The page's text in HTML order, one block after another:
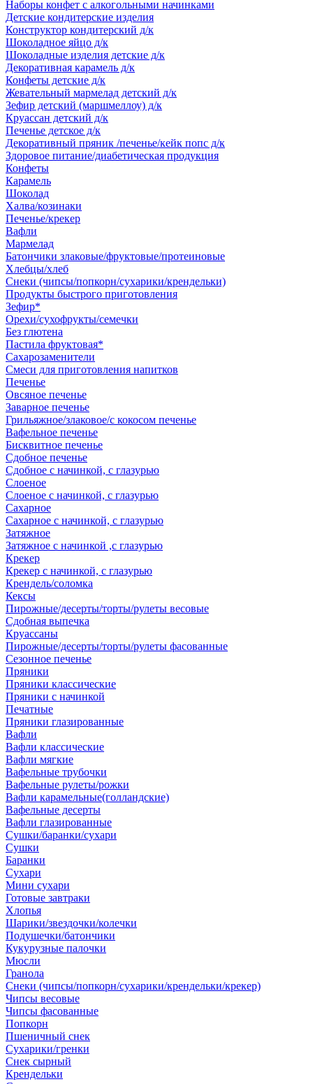
Наборы конфет с алкогольными начинками
Детские кондитерские изделия
Конструктор кондитерский д/к
Шоколадное яйцо д/к
Шоколадные изделия детские д/к
Декоративная карамель д/к
Конфеты детские д/к
Жевательный мармелад детский д/к
Зефир детский (маршмеллоу) д/к
Круассан детский д/к
Печенье детское д/к
Декоративный пряник /печенье/кейк попс д/к
Здоровое питание/диабетическая продукция
Конфеты
Карамель
Шоколад
Халва/козинаки
Печенье/крекер
Вафли
Мармелад
Батончики злаковые/фруктовые/протеиновые
Хлебцы/хлеб
Снеки (чипсы/попкорн/сухарики/крендельки)
Продукты быстрого приготовления
Зефир*
Орехи/сухофрукты/семечки
Без глютена
Пастила фруктовая*
Сахарозаменители
Смеси для приготовления напитков
Печенье
Овсяное печенье
Заварное печенье
Грильяжное/злаковое/с кокосом печенье
Вафельное печенье
Бисквитное печенье
Сдобное печенье
Сдобное с начинкой, с глазурью
Слоеное
Слоеное с начинкой, с глазурью
Сахарное
Сахарное с начинкой, с глазурью
Затяжное
Затяжное с начинкой ,с глазурью
Крекер
Крекер с начинкой, с глазурью
Крендель/соломка
Кексы
Пирожные/десерты/торты/рулеты весовые
Сдобная выпечка
Круассаны
Пирожные/десерты/торты/рулеты фасованные
Сезонное печенье
Пряники
Пряники классические
Пряники с начинкой
Печатные
Пряники глазированные
Вафли
Вафли классические
Вафли мягкие
Вафельные трубочки
Вафельные рулеты/рожки
Вафли карамельные(голландские)
Вафельные десерты
Вафли глазированные
Сушки/баранки/сухари
Сушки
Баранки
Сухари
Мини сухари
Готовые завтраки
Хлопья
Шарики/звездочки/колечки
Подушечки/батончики
Кукурузные палочки
Мюсли
Гранола
Снеки (чипсы/попкорн/сухарики/крендельки/крекер)
Чипсы весовые
Чипсы фасованные
Попкорн
Пшеничный снек
Сухарики/гренки
Снек сырный
Крендельки